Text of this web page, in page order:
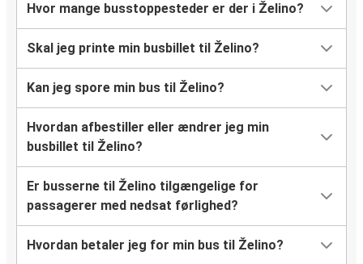
Hvor mange busstoppesteder er der i Želino?
Skal jeg printe min busbillet til Želino?
Kan jeg spore min bus til Želino?
Hvordan afbestiller eller ændrer jeg min
busbillet til Želino?
Er busserne til Želino tilgængelige for
passagerer med nedsat førlighed?
Hvordan betaler jeg for min bus til Želino?